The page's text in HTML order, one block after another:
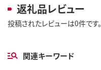
返礼品レビュー
投稿されたレビューは0件です。
関連キーワード